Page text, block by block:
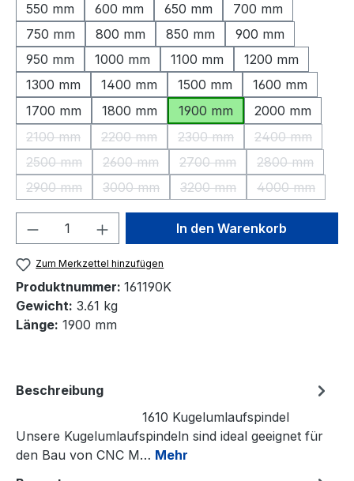
550 mm
600 mm 650 mm
700 mm
750 mm
800 mm 850 mm
900 mm
950 mm
1000 mm 1100 mm
1200 mm
1300 mm
1400 mm 1500 mm
1600 mm
1700 mm
1800 mm 1900 mm
2000 mm
2100 mm
(Diese Option ist zurzeit nicht verfügbar.)
2200 mm
(Diese Option ist zurzeit nicht verfügbar.)
2300 mm
(Diese Option ist zurzeit
2400 mm
(Diese
2500 mm
(Diese Option ist zurzeit nicht verfügbar.)
2600 mm
(Diese Option ist zurzeit nicht verfügbar.)
2700 mm
(Diese Option ist zurzeit
2800 mm
(Diese
2900 mm
(Diese Option ist zurzeit nicht verfügbar.)
3000 mm
(Diese Option ist zurzeit nicht verfügbar.)
3200 mm
(Diese Option ist zurzeit
4000 mm
(Diese
Produkt Anzahl: Gib denIn den Warenkorb
Zum Merkzettel hinzufügen
Produktnummer: 161190K
Gewicht: 3.61 kg
Länge: 1900 mm
Beschreibung
1610 Kugelumlaufspindel
Unsere Kugelumlaufspindeln sind ideal geeignet für
den Bau von CNC M… Mehr